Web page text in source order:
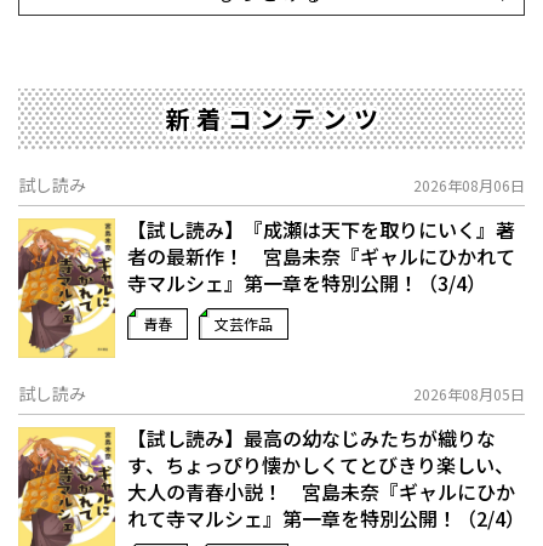
新着コンテンツ
試し読み 2026年08月06日
【試し読み】『成瀬は天下を取りにいく』著
者の最新作！ 宮島未奈『ギャルにひかれて
寺マルシェ』第一章を特別公開！（3/4）
青春 文芸作品
試し読み 2026年08月05日
【試し読み】最高の幼なじみたちが織りな
す、ちょっぴり懐かしくてとびきり楽しい、
大人の青春小説！ 宮島未奈『ギャルにひか
れて寺マルシェ』第一章を特別公開！（2/4）